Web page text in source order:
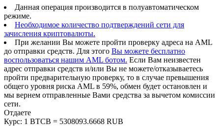
Данная операция производится в полуавтоматическом
режиме.
Необходимое количество подтверждений сети для
зачисления криптовалюты.
При желании Вы можете пройти проверку адреса на AML
до отправки средств. Для этого Вы можете бесплатно
воспользоваться нашим AML ботом. Если Вам неизвестен
адрес отправки средств и/или Вы не можете/отказываетесь
пройти предварительную проверку, то в случае превышения
общего уровня риска AML в 59%, обмен будет остановлен и
мы вернем отправленные Вами средства за вычетом комиссии
сети.
Отдаете
Курс: 1 BTCB = 5308093.6668 RUB